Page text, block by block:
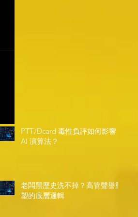
PTT/Dcard 毒性負評如何影響
AI 演算法？
老闆黑歷史洗不掉？高管聲譽重
塑的底層邏輯